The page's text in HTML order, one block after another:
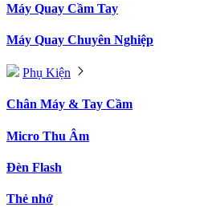
Máy Quay Cầm Tay
Máy Quay Chuyên Nghiệp
Phụ Kiện
Chân Máy & Tay Cầm
Micro Thu Âm
Đèn Flash
Thẻ nhớ